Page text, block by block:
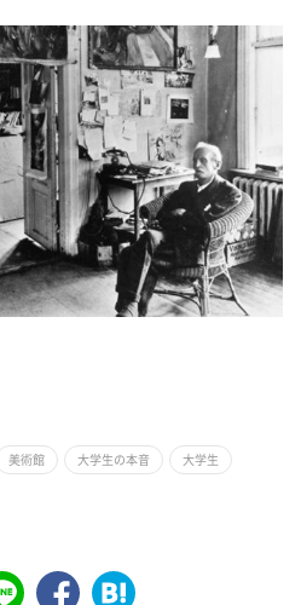
美術館 大学生の本音 大学生